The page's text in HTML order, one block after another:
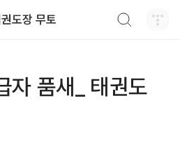
도장 무토
자 품새_ 태권도